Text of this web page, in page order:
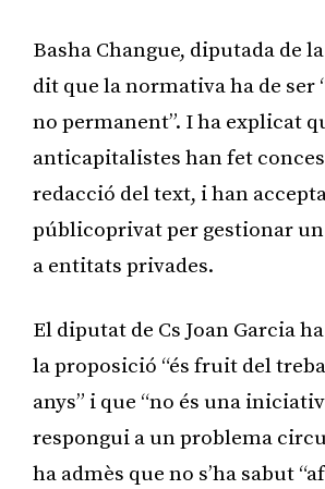
Basha Changue, diputada de la
dit que la normativa ha de
no permanent”. I ha explicat
anticapitalistes han fet
redacció del text, i han
públicoprivat per gestionar
a entitats privades.
El diputat de Cs Joan Garcia
la proposició “és fruit del
anys” i que “no és una
respongui a un problema
ha admès que no s’ha sabut